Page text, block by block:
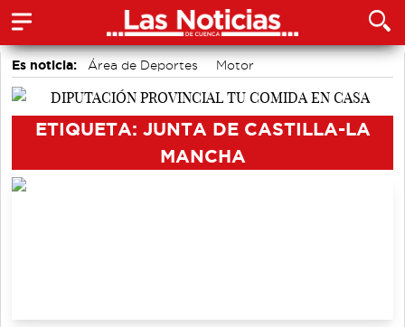
Es noticia: Área de Deportes
Motor
Auditorio de Cuenca
ETIQUETA: JUNTA DE CASTILLA-LA
MANCHA